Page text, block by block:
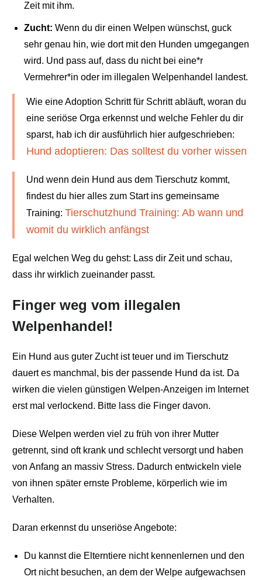
Zeit mit ihm.
Zucht: Wenn du dir einen Welpen wünschst, guck
sehr genau hin, wie dort mit den Hunden umgegangen
wird. Und pass auf, dass du nicht bei eine*r
Vermehrer*in oder im illegalen Welpenhandel landest.
Wie eine Adoption Schritt für Schritt abläuft, woran du
eine seriöse Orga erkennst und welche Fehler du dir
sparst, hab ich dir ausführlich hier aufgeschrieben:
Hund adoptieren: Das solltest du vorher wissen
Und wenn dein Hund aus dem Tierschutz kommt,
findest du hier alles zum Start ins gemeinsame
Training: Tierschutzhund Training: Ab wann und
womit du wirklich anfängst
Egal welchen Weg du gehst: Lass dir Zeit und schau,
dass ihr wirklich zueinander passt.
Finger weg vom illegalen
Welpenhandel!
Ein Hund aus guter Zucht ist teuer und im Tierschutz
dauert es manchmal, bis der passende Hund da ist. Da
wirken die vielen günstigen Welpen-Anzeigen im Internet
erst mal verlockend. Bitte lass die Finger davon.
Diese Welpen werden viel zu früh von ihrer Mutter
getrennt, sind oft krank und schlecht versorgt und haben
von Anfang an massiv Stress. Dadurch entwickeln viele
von ihnen später ernste Probleme, körperlich wie im
Verhalten.
Daran erkennst du unseriöse Angebote:
Du kannst die Elterntiere nicht kennenlernen und den
Ort nicht besuchen, an dem der Welpe aufgewachsen